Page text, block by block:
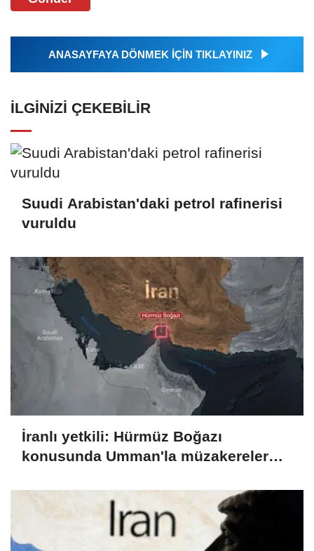
ANASAYFAYA DÖNMEK İÇİN TIKLAYINIZ
İLGINIZI ÇEKEBILIR
Suudi Arabistan'daki petrol rafinerisi
vuruldu
İranlı yetkili: Hürmüz Boğazı
konusunda Umman'la müzakereler